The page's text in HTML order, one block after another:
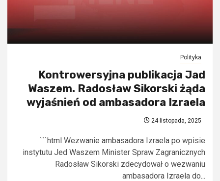
Polityka
Kontrowersyjna publikacja Jad
Waszem. Radosław Sikorski żąda
wyjaśnień od ambasadora Izraela
24 listopada, 2025
```html Wezwanie ambasadora Izraela po wpisie
instytutu Jed Waszem Minister Spraw Zagranicznych
Radosław Sikorski zdecydował o wezwaniu
ambasadora Izraela do...